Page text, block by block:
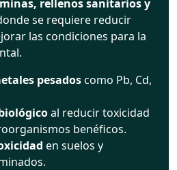
rellenos sanitarios y
se requiere reducir
las condiciones para la
pesadoscomo Pb, Cd,
al reducir toxicidad
benéficos.
en suelos y